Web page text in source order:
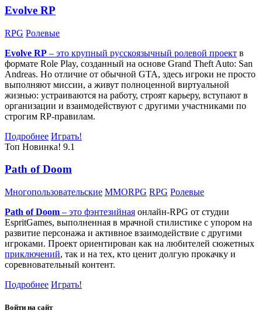
Evolve RP
RPG Ролевые
Evolve RP – это крупный русскоязычный ролевой проект в
формате Role Play, созданный на основе Grand Theft Auto: San
Andreas. Но отличие от обычной GTA, здесь игроки не просто
выполняют миссии, а живут полноценной виртуальной
жизнью: устраиваются на работу, строят карьеру, вступают в
организации и взаимодействуют с другими участниками по
строгим RP-правилам.
Подробнее Играть!
Топ Новинка! 9.1
Path of Doom
Многопользовательские MMORPG RPG Ролевые
Path of Doom – это фэнтезийная онлайн-RPG от студии
EspritGames, выполненная в мрачной стилистике с упором на
развитие персонажа и активное взаимодействие с другими
игроками. Проект ориентирован как на любителей сюжетных
приключений, так и на тех, кто ценит долгую прокачку и
соревновательный контент.
Подробнее Играть!
Войти на сайт